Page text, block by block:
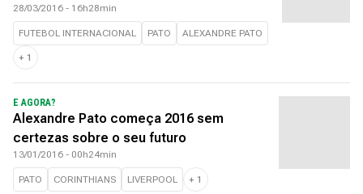
28/03/2016 - 16h28min
FUTEBOL INTERNACIONAL PATO ALEXANDRE PATO
+ 1
E AGORA?
Alexandre Pato começa 2016 sem
certezas sobre o seu futuro
13/01/2016 - 00h24min
PATO CORINTHIANS LIVERPOOL + 1